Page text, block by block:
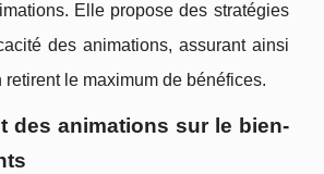
Elle propose des stratégies
des animations, assurant ainsi
le maximum de bénéfices.
des animations sur le bien-